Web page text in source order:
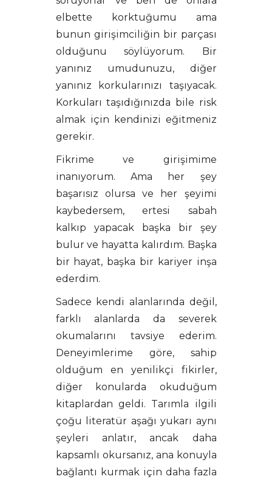
elbette korktuğumu ama
bunun girişimciliğin bir parçası
olduğunu söylüyorum. Bir
yanınız umudunuzu, diğer
yanınız korkularınızı taşıyacak.
Korkuları taşıdığınızda bile risk
almak için kendinizi eğitmeniz
gerekir.
Fikrime ve girişimime
inanıyorum. Ama her şey
başarısız olursa ve her şeyimi
kaybedersem, ertesi sabah
kalkıp yapacak başka bir şey
bulur ve hayatta kalırdım. Başka
bir hayat, başka bir kariyer inşa
ederdim.
Sadece kendi alanlarında değil,
farklı alanlarda da severek
okumalarını tavsiye ederim.
Deneyimlerime göre, sahip
olduğum en yenilikçi fikirler,
diğer konularda okuduğum
kitaplardan geldi. Tarımla ilgili
çoğu literatür aşağı yukarı aynı
şeyleri anlatır, ancak daha
kapsamlı okursanız, ana konuyla
bağlantı kurmak için daha fazla